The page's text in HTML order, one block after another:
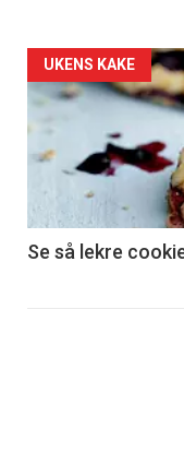
Forsiden
akkurat
nå
6
UKENS KAKE
Se så lekre